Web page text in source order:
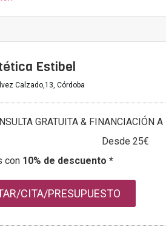
Estibel
Calzado,13, Córdoba
GRATUITA & FINANCIACIÓN
Desde 25€
con 10% de descuento *
CITA/PRESUPUESTO